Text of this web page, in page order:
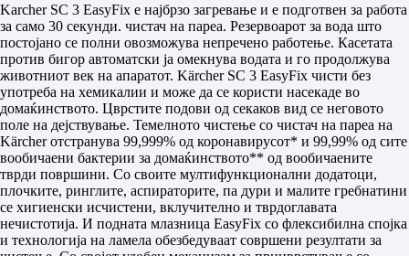
Karcher SC 3 EasyFix е најбрзо загревање и е подготвен за работа
за само 30 секунди. чистач на пареа. Резервоарот за вода што
постојано се полни овозможува непречено работење. Касетата
против бигор автоматски ја омекнува водата и го продолжува
животниот век на апаратот. Kärcher SC 3 EasyFix чисти без
употреба на хемикалии и може да се користи насекаде во
домаќинството. Цврстите подови од секаков вид се неговото
поле на дејствување. Темелното чистење со чистач на пареа на
Kärcher отстранува 99,999% од коронавирусот* и 99,99% од сите
вообичаени бактерии за домаќинството** од вообичаените
тврди површини. Со своите мултифункционални додатоци,
плочките, ринглите, аспираторите, па дури и малите гребнатини
се хигиенски исчистени, вклучително и тврдоглавата
нечистотија. И подната млазница EasyFix со флексибилна спојка
и технологија на ламела обезбедуваат совршени резултати за